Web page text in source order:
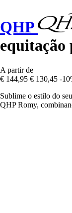
QHP
equitação
A partir de
€ 144,95 € 130,45 -
Sublime o estilo do
QHP Romy,